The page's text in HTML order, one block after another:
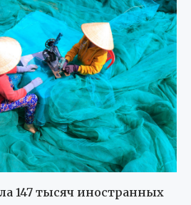
147 тысяч иностранных